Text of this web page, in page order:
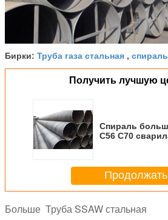
Бирки: Труба газа стальная ,
Получить лучшую
Спираль
С56 С70
дуговой
Продолжать
Больше Труба SSAW стальная